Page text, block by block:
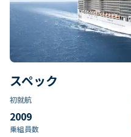
スペック
初就航
2009
乗組員数​